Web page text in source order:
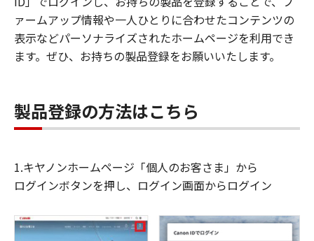
ァームアップ情報や一人ひとりに合わせたコンテンツの
表示などパーソナライズされたホームページを利用でき
ます。ぜひ、お持ちの製品登録をお願いいたします。
製品登録の方法はこちら
1.キヤノンホームページ「個人のお客さま」から
ログインボタンを押し、ログイン画面からログイン